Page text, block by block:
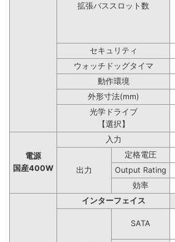
拡張バススロット数
セキュリティ
ウォッチドッグタイマ
動作環境
外形寸法(mm)
光学ドライブ
【選択】
電源
国産400W
入力
出力
定格電圧
Output Rating
効率
インターフェイス
SATA